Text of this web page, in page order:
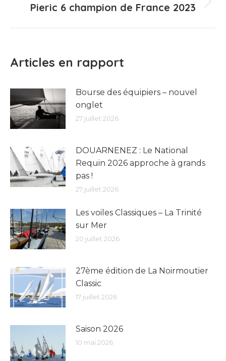
Article
Pieric 6 champion de France 2023
Articles en rapport
Bourse des équipiers – nouvel
onglet
27 juillet 2026
DOUARNENEZ : Le National
Requin 2026 approche à grands
pas !
27 juillet 2026
Les voiles Classiques – La Trinité
sur Mer
20 juillet 2026
27ème édition de La Noirmoutier
Classic
17 juillet 2026
Saison 2026
10 mai 2026